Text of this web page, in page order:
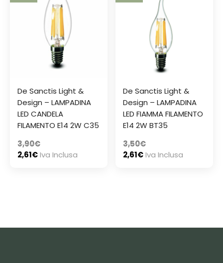
De Sanctis Light &
Design – LAMPADINA
LED CANDELA
FILAMENTO E14 2W C35
3,90€
2,61€Iva Inclusa
De Sanctis Light &
Design – LAMPADINA
LED FIAMMA FILAMENTO
E14 2W BT35
3,50€
2,61€Iva Inclusa